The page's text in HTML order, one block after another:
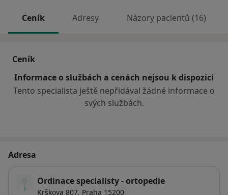
Ceník Adresy Názory pacientů (16)
Ceník
Informace o službách a cenách nejsou k dispozici
Tento specialista ještě nepřidával žádné informace o
svých službách.
Adresa
Ordinace specialisty - ortopedie
Krškova 807, Praha 15200